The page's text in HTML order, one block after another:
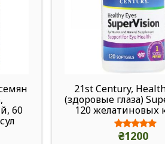
60
21st Century,
(здоровые глаза)
120 желатиновых
₴1200